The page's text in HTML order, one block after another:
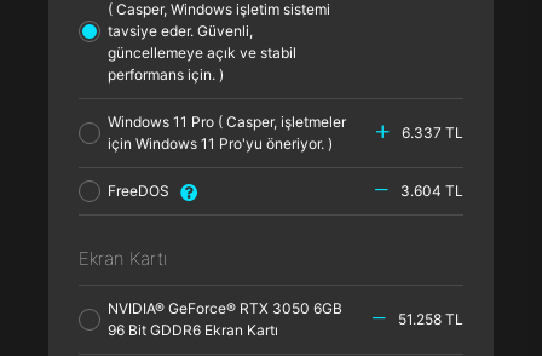
( Casper, Windows işletim sistemi
tavsiye eder. Güvenli,
güncellemeye açık ve stabil
performans için. )
Windows 11 Pro ( Casper, işletmeler
için Windows 11 Pro'yu öneriyor. )
6.337 TL
FreeDOS 3.604 TL
Ekran Kartı
NVIDIA® GeForce® RTX 3050 6GB
96 Bit GDDR6 Ekran Kartı
51.258 TL